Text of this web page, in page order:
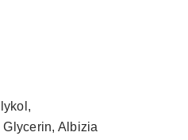
Albizia